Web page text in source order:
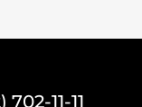
702-11-11